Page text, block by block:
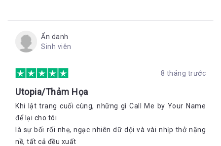
Ẩn danh
Sinh viên
8 tháng trước
Utopia/Thảm Họa
Khi lật trang cuối cùng, những gì Call Me by Your Name
để lại cho tôi
là sự bối rối nhẹ, ngạc nhiên dữ dội và vài nhịp thở nặng
nề, tất cả đều xuất